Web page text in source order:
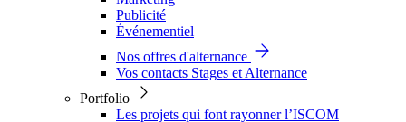
Publicité
Événementiel
Nos offres d'alternance
Vos contacts Stages et Alternance
Portfolio
Les projets qui font rayonner l’ISCOM